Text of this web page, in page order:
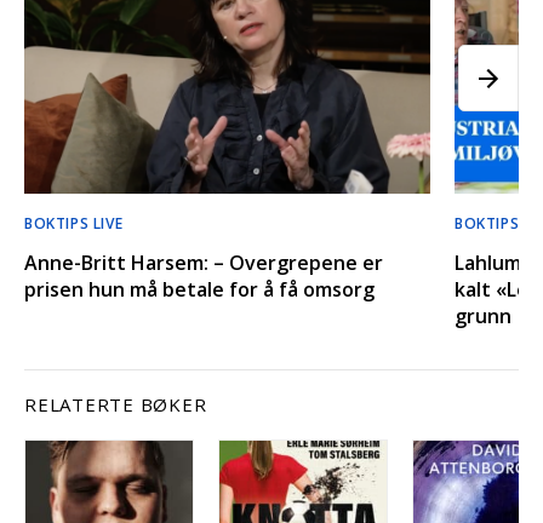
BOKTIPS LIVE
Anne-Britt Harsem: – Overgrepene er
prisen hun må betale for å få omsorg
BOKTIPS
Lahlum
kalt
grunn
RELATERTE BØKER